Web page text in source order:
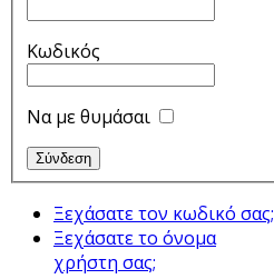
Κωδικός
Να με θυμάσαι
Ξεχάσατε τον κωδικό σας;
Ξεχάσατε το όνομα
χρήστη σας;